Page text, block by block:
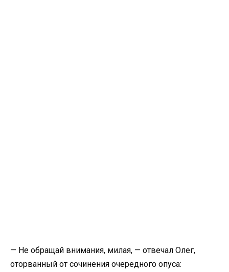
— Не обращай внимания, милая, — отвечал Олег,
оторванный от сочинения очередного опуса: